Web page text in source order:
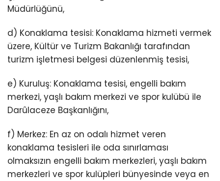
Müdürlüğünü,
d) Konaklama tesisi: Konaklama hizmeti vermek
üzere, Kültür ve Turizm Bakanlığı tarafından
turizm işletmesi belgesi düzenlenmiş tesisi,
e) Kuruluş: Konaklama tesisi, engelli bakım
merkezi, yaşlı bakım merkezi ve spor kulübü ile
Darûlaceze Başkanlığını,
f) Merkez: En az on odalı hizmet veren
konaklama tesisleri ile oda sınırlaması
olmaksızın engelli bakım merkezleri, yaşlı bakım
merkezleri ve spor kulüpleri bünyesinde veya en